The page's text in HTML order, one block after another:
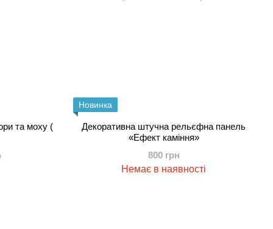
та моху (
Новинка
Декоративна штучна рельєфна панель
«Ефект каміння»
800 грн
Немає в наявності